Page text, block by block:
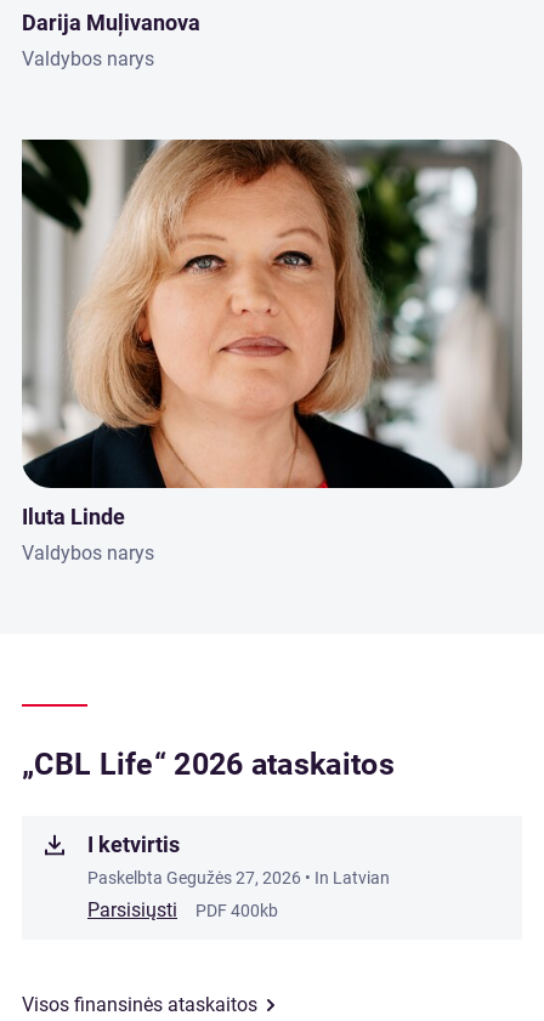
Darija Muļivanova
Valdybos narys
Iluta Linde
Valdybos narys
„CBL Life“ 2026 ataskaitos
I ketvirtis
Paskelbta Gegužės 27, 2026 • In Latvian
Parsisiųsti PDF 400kb
Visos finansinės ataskaitos